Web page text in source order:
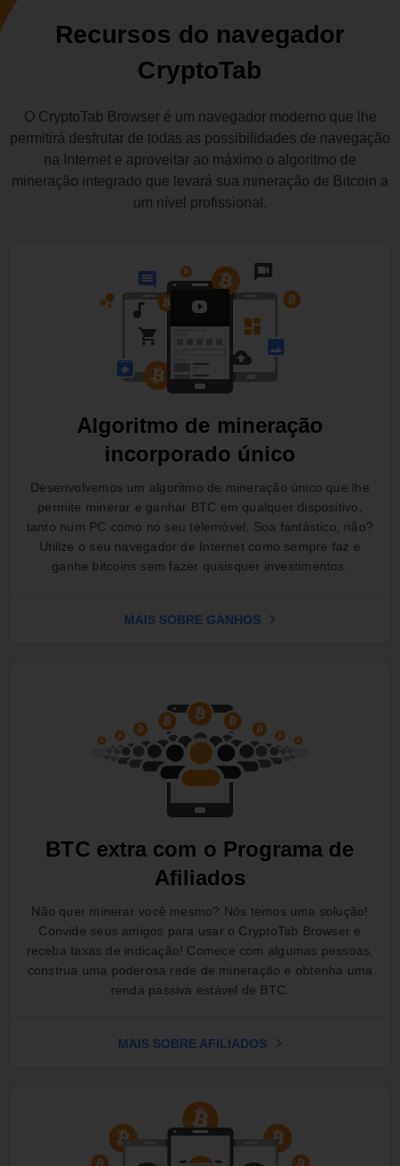
Recursos do navegador
CryptoTab
O CryptoTab Browser é um navegador moderno que lhe
permitirá desfrutar de todas as possibilidades de navegação
na Internet e aproveitar ao máximo o algoritmo de
mineração integrado que levará sua mineração de Bitcoin a
um nível profissional.
Algoritmo de mineração
incorporado único
Desenvolvemos um algoritmo de mineração único que lhe
permite minerar e ganhar BTC em qualquer dispositivo,
tanto num PC como no seu telemóvel. Soa fantástico, não?
Utilize o seu navegador de Internet como sempre faz e
ganhe bitcoins sem fazer quaisquer investimentos.
MAIS SOBRE GANHOS
BTC extra com o Programa de
Afiliados
Não quer minerar você mesmo? Nós temos uma solução!
Convide seus amigos para usar o CryptoTab Browser e
receba taxas de indicação! Comece com algumas pessoas,
construa uma poderosa rede de mineração e obtenha uma
renda passiva estável de BTC.
MAIS SOBRE AFILIADOS